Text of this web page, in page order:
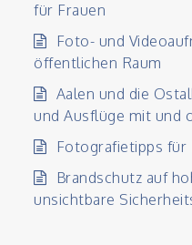
für Frauen
Foto- und
öffentlichen Raum
Aalen und die
und Ausflüge mit und
Fotografietipps für
Brandschutz auf
unsichtbare